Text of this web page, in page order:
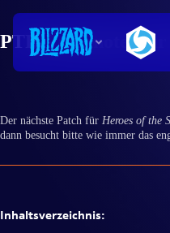
PTR-Patchnotes
Der nächste Patch für Heroes of the
dann besucht bitte wie immer das
Inhaltsverzeichnis: